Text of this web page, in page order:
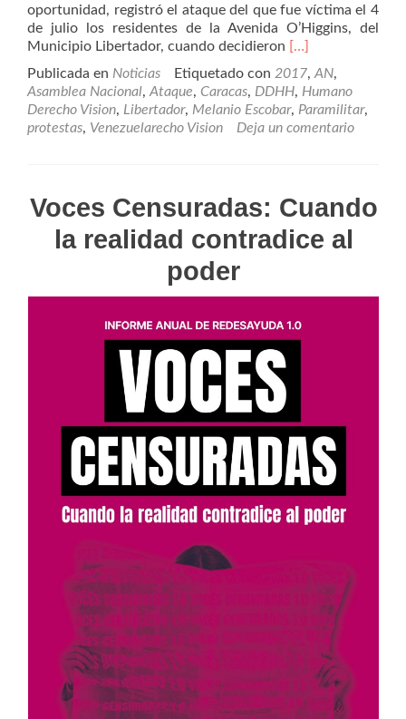
oportunidad, registró el ataque del que fue víctima el 4
de julio los residentes de la Avenida O’Higgins, del
Municipio Libertador, cuando decidieron Leer
fue
el
ataque
paramilitar
#4JUL
[…]
Publicada en Noticias Etiquetado con 2017, AN,
Asamblea Nacional, Ataque, Caracas, DDHH, Humano
Derecho Vision, Libertador, Melanio Escobar, Paramilitar,
protestas, Venezuelarecho Vision Deja un comentario
Voces Censuradas: Cuando
la realidad contradice al
poder